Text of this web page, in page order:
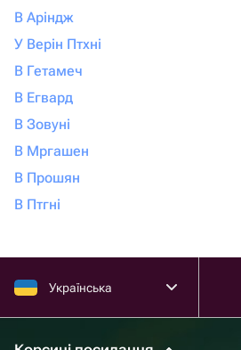
В Аріндж
У Верін Птхні
В Гетамеч
В Егвард
В Зовуні
В Мргашен
В Прошян
В Птгні
Українська